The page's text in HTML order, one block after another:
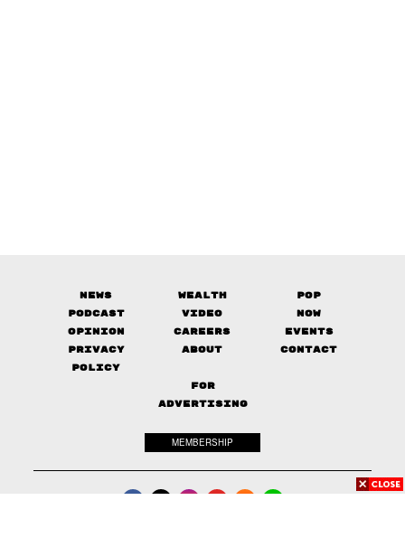
News Wealth
Pop
Podcast
Video
Now
Opinion
Careers
Events
Privacy
Policy
About Contact
FOR
ADVERTISING
MEMBERSHIP